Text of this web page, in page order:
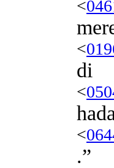
<
<
di
<
<
.”